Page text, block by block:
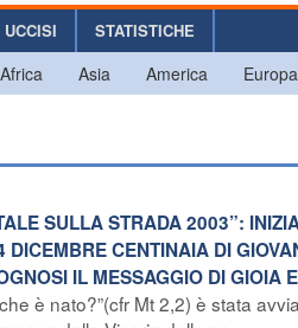
STATISTICHE
Africa Asia America Europa
SULLA STRADA 2003”:
CENTINAIA DI
IL MESSAGGIO DI GIOIA
è nato?”(cfr Mt 2,2) è stata